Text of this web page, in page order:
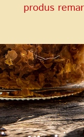
produs
arahidele și
solare și